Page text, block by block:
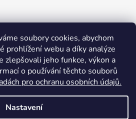
soubory cookies, abychom
prohlížení webu a díky analýze
zlepšovali jeho funkce, výkon a
o používání těchto souborů
pro ochranu osobních údajů.
Nastavení
992